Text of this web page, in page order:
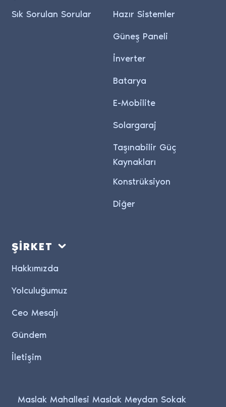
Sık Sorulan Sorular
Hazır Sistemler
Güneş Paneli
İnverter
Batarya
E-Mobilite
Solargaraj
Taşınabilir Güç
Kaynakları
Konstrüksiyon
Diğer
ŞİRKET
Hakkımızda
Yolculuğumuz
Ceo Mesajı
Gündem
İletişim
Maslak Mahallesi Maslak Meydan Sokak